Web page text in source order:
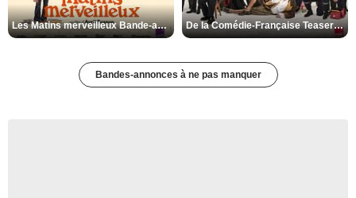
Les Matins merveilleux Bande-annonce VF De la Comédie-Française Teaser VF
Bandes-annonces à ne pas manquer